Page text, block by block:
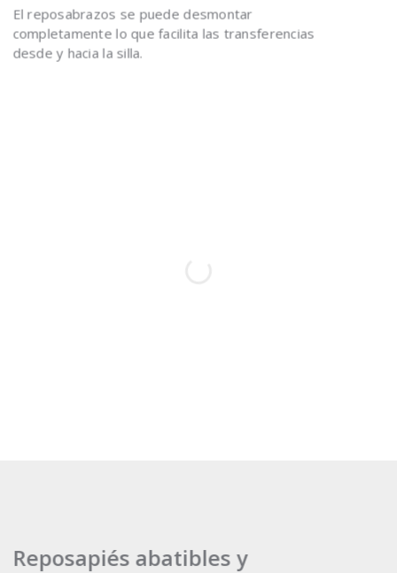
El reposabrazos se puede desmontar
completamente lo que facilita las transferencias
desde y hacia la silla.
Reposapiés abatibles y